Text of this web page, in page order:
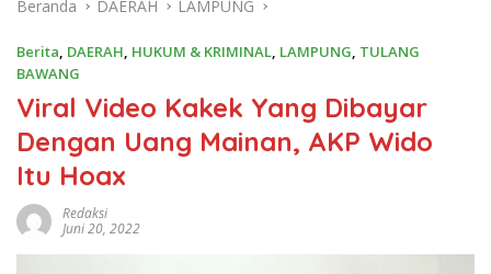
Beranda DAERAH LAMPUNG
Berita, DAERAH, HUKUM & KRIMINAL, LAMPUNG, TULANG
BAWANG
Viral Video Kakek Yang Dibayar
Dengan Uang Mainan, AKP Wido
Itu Hoax
Redaksi
Juni 20, 2022